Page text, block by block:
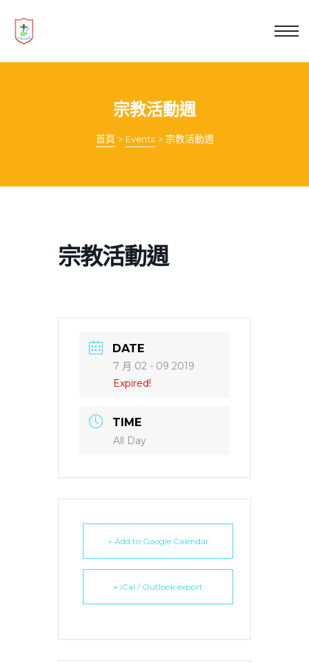
宗教活動週
首頁 > Events > 宗教活動週
宗教活動週
DATE
7 月 02 - 09 2019
Expired!
TIME
All Day
+ Add to Google Calendar
+ iCal / Outlook export
教育